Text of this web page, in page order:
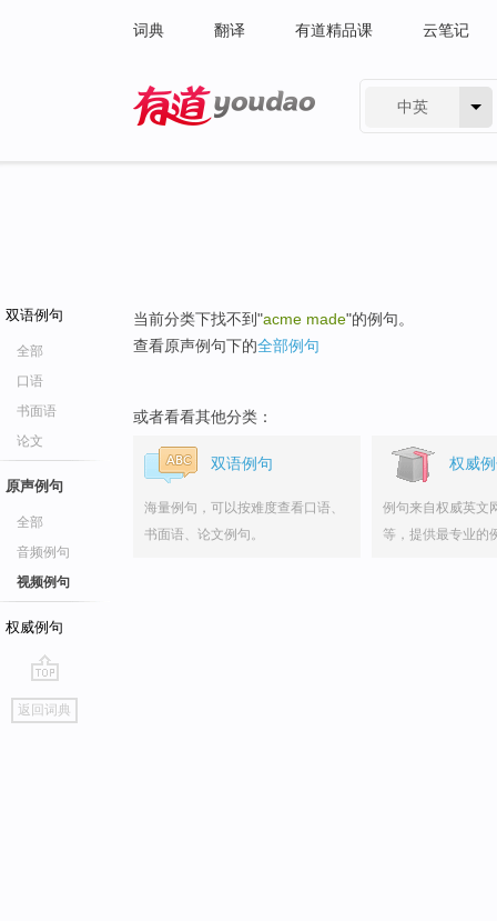
词典 翻译 有道精品课 云笔记
中英
双语例句
全部
口语
书面语
论文
原声例句
全部
音频例句
视频例句
权威例句
go
top
返回词典
当前分类下找不到"acme made"的例句。
查看原声例句下的全部例句
或者看看其他分类：
双语例句
海量例句，可以按难度查看口语、
书面语、论文例句。
权威
例句来自权威英文
等，提供最专业的